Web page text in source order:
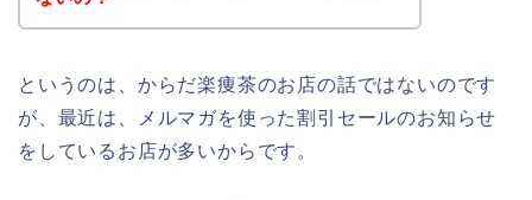
というのは、からだ楽痩茶のお店の話ではないのです
が、最近は、メルマガを使った割引セールのお知らせ
をしているお店が多いからです。